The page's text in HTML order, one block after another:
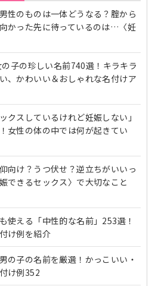
性のものは一体どうなる？腟から
かった先に待っているのは…〈妊
の子の珍しい名前740選！キラキラ
、かわいい＆おしゃれな名付けア
クスしているけれど妊娠しない」
女性の体の中では何が起きてい
向け？うつ伏せ？逆立ちがいいっ
できるセックス〉で大切なこと
使える「中性的な名前」253選！
け例を紹介
の子の名前を厳選！かっこいい・
け例352